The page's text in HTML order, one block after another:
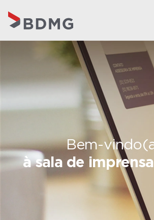
Bem-
à sala de